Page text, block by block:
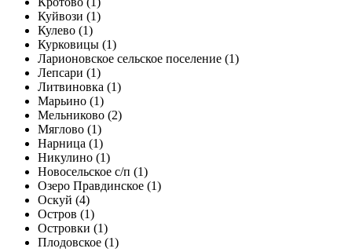
Куйвози (1)
Кулево (1)
Курковицы (1)
Ларионовское сельское поселение (1)
Лепсари (1)
Литвиновка (1)
Марьино (1)
Мельниково (2)
Мяглово (1)
Нарница (1)
Никулино (1)
Новосельское с/п (1)
Озеро Правдинское (1)
Оскуй (4)
Остров (1)
Островки (1)
Плодовское (1)